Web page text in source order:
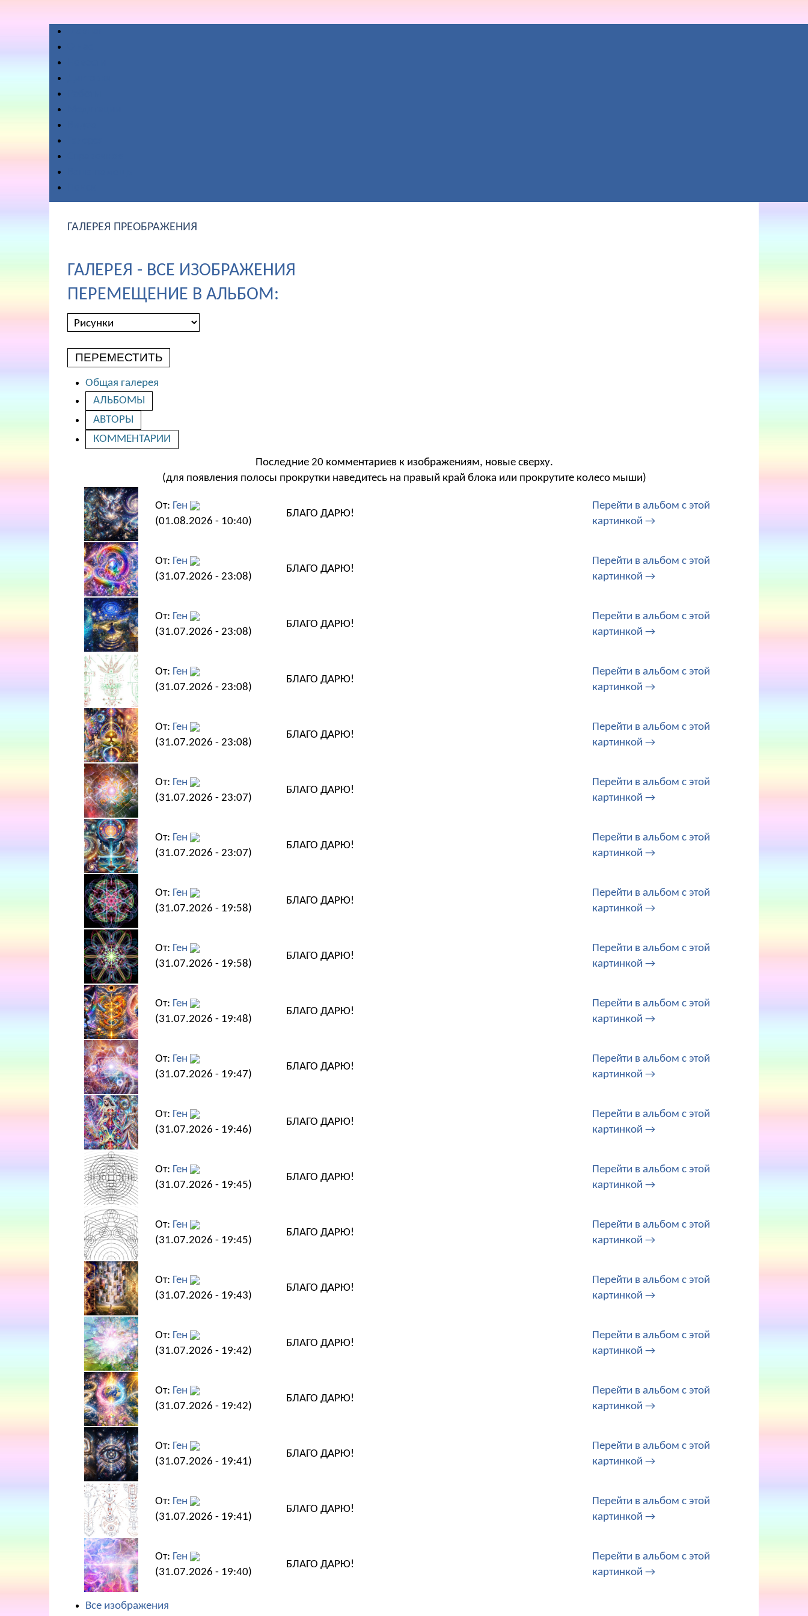
ГАЛЕРЕЯ ПРЕОБРАЖЕНИЯ
ГАЛЕРЕЯ - ВСЕ ИЗОБРАЖЕНИЯ
ПЕРЕМЕЩЕНИЕ В АЛЬБОМ:
ПЕРЕМЕСТИТЬ
Общая галерея
АЛЬБОМЫ
АВТОРЫ
КОММЕНТАРИИ
Последние 20 комментариев к изображениям, новые сверху.
(для появления полосы прокрутки наведитесь на правый край блока или прокрутите колесо мыши)
От: Ген
(01.08.2026 - 10:40)
БЛАГО ДАРЮ!
Перейти в альбом с этой
картинкой →
От: Ген
(31.07.2026 - 23:08)
БЛАГО ДАРЮ!
Перейти в альбом с этой
картинкой →
От: Ген
(31.07.2026 - 23:08)
БЛАГО ДАРЮ!
Перейти в альбом с этой
картинкой →
От: Ген
(31.07.2026 - 23:08)
БЛАГО ДАРЮ!
Перейти в альбом с этой
картинкой →
От: Ген
(31.07.2026 - 23:08)
БЛАГО ДАРЮ!
Перейти в альбом с этой
картинкой →
От: Ген
(31.07.2026 - 23:07)
БЛАГО ДАРЮ!
Перейти в альбом с этой
картинкой →
От: Ген
(31.07.2026 - 23:07)
БЛАГО ДАРЮ!
Перейти в альбом с этой
картинкой →
От: Ген
(31.07.2026 - 19:58)
БЛАГО ДАРЮ!
Перейти в альбом с этой
картинкой →
От: Ген
(31.07.2026 - 19:58)
БЛАГО ДАРЮ!
Перейти в альбом с этой
картинкой →
От: Ген
(31.07.2026 - 19:48)
БЛАГО ДАРЮ!
Перейти в альбом с этой
картинкой →
От: Ген
(31.07.2026 - 19:47)
БЛАГО ДАРЮ!
Перейти в альбом с этой
картинкой →
От: Ген
(31.07.2026 - 19:46)
БЛАГО ДАРЮ!
Перейти в альбом с этой
картинкой →
От: Ген
(31.07.2026 - 19:45)
БЛАГО ДАРЮ!
Перейти в альбом с этой
картинкой →
От: Ген
(31.07.2026 - 19:45)
БЛАГО ДАРЮ!
Перейти в альбом с этой
картинкой →
От: Ген
(31.07.2026 - 19:43)
БЛАГО ДАРЮ!
Перейти в альбом с этой
картинкой →
От: Ген
(31.07.2026 - 19:42)
БЛАГО ДАРЮ!
Перейти в альбом с этой
картинкой →
От: Ген
(31.07.2026 - 19:42)
БЛАГО ДАРЮ!
Перейти в альбом с этой
картинкой →
От: Ген
(31.07.2026 - 19:41)
БЛАГО ДАРЮ!
Перейти в альбом с этой
картинкой →
От: Ген
(31.07.2026 - 19:41)
БЛАГО ДАРЮ!
Перейти в альбом с этой
картинкой →
От: Ген
(31.07.2026 - 19:40)
БЛАГО ДАРЮ!
Перейти в альбом с этой
картинкой →
Все изображения